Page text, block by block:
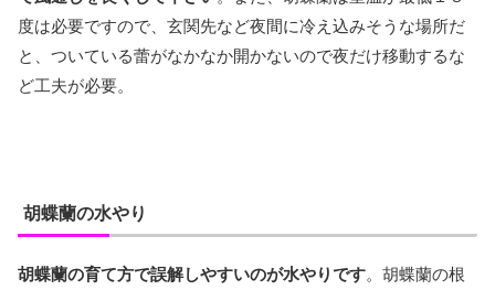
度は必要ですので、玄関先など夜間に冷え込みそうな場所だ
と、ついている蕾がなかなか開かないので夜だけ移動するな
ど工夫が必要。
胡蝶蘭の水やり
胡蝶蘭の育て方で誤解しやすいのが水やりです。胡蝶蘭の根